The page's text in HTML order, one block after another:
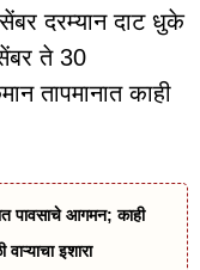
दरम्यान दाट धुके
ते 30
तापमानात काही
पावसाचे आगमन; काही
इशारा